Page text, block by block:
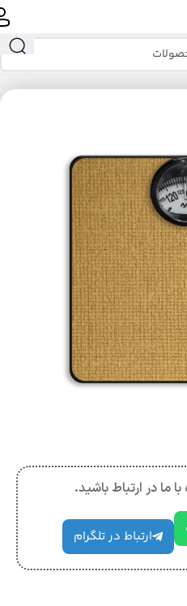
تجهیزات پزشکی
ما در ارتباط باشید.
ارتباط در تلگرام